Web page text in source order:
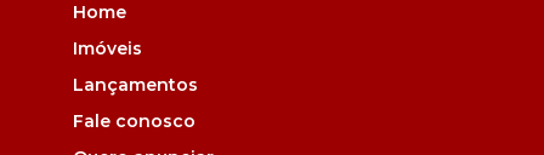
Home
Imóveis
Lançamentos
Fale conosco